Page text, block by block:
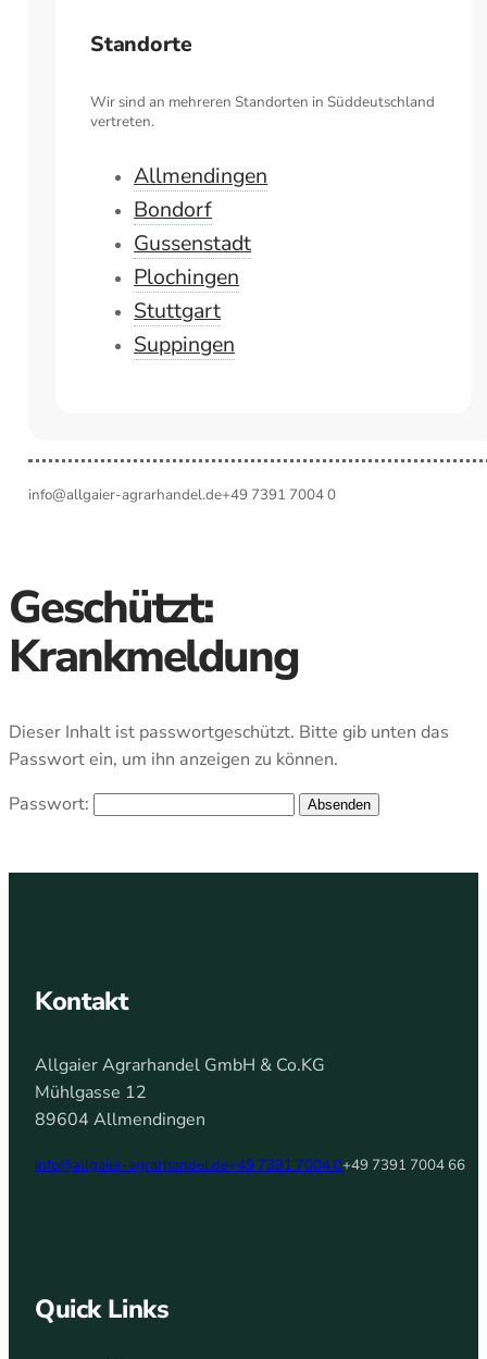
Standorte
Wir sind an mehreren Standorten in Süddeutschland
vertreten.
Allmendingen
Bondorf
Gussenstadt
Plochingen
Stuttgart
Suppingen
info@allgaier-agrarhandel.de+49 7391 7004 0
Geschützt:
Krankmeldung
Dieser Inhalt ist passwortgeschützt. Bitte gib unten das
Passwort ein, um ihn anzeigen zu können.
Passwort:
Kontakt
Allgaier Agrarhandel GmbH & Co.KG
Mühlgasse 12
89604 Allmendingen
info@allgaier-agrarhandel.de+49 7391 7004 0+49 7391 7004 66
Quick Links